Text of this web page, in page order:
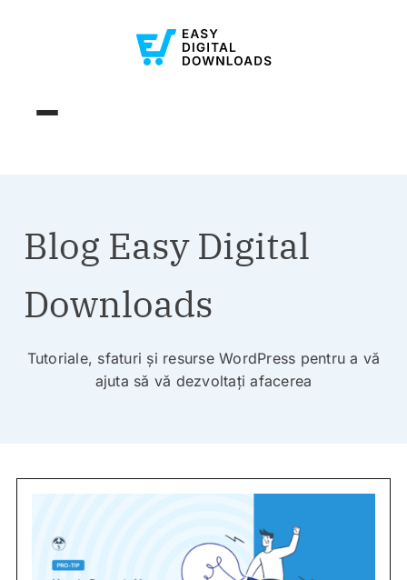
Blog Easy Digital
Downloads
Tutoriale, sfaturi și resurse WordPress pentru a vă
ajuta să vă dezvoltați afacerea